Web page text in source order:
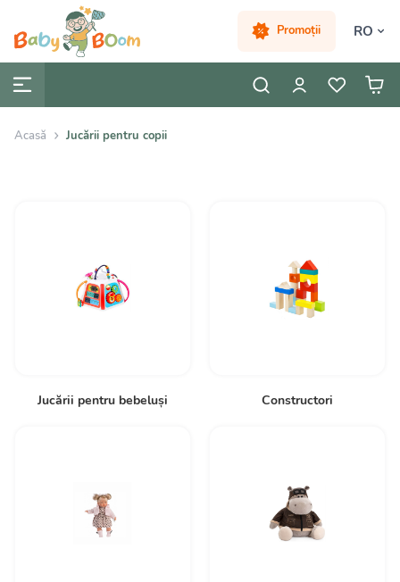
Promoții RO
Acasă Jucării pentru copii
Jucării pentru bebeluși Constructori